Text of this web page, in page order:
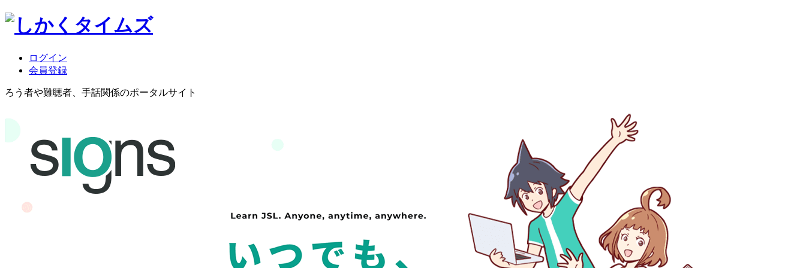
ログイン
会員登録
ろう者や難聴者、手話関係のポータルサイト